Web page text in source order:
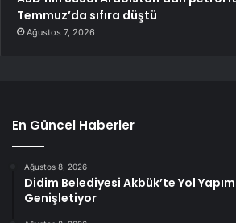
Temmuz’da sıfıra düştü
Ağustos 7, 2026
En Güncel Haberler
Ağustos 8, 2026
Didim Belediyesi Akbük’te Yol Yapım
Genişletiyor